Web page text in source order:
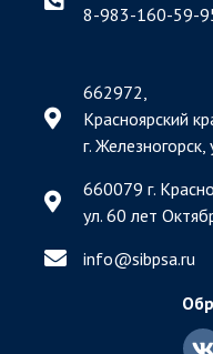
8-983-160-59-
662972,
Красноярский
г. Железногорск,
660079 г.
ул. 60 лет
info@sibpsa.ru